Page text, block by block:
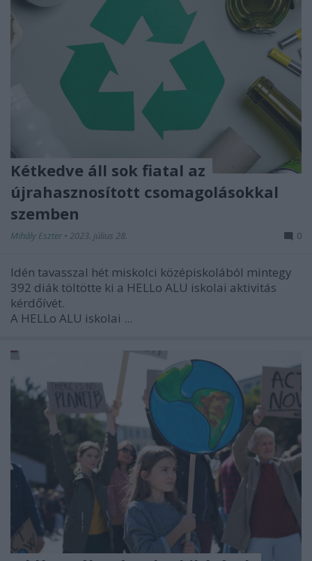
Kétkedve áll sok fiatal az
újrahasznosított csomagolásokkal
szemben
Mihály Eszter • 2023. július 28. 0
Idén tavasszal hét miskolci középiskolából mintegy
392 diák töltötte ki a HELLo ALU iskolai aktivitás
kérdőívét.
A HELLo ALU iskolai ...